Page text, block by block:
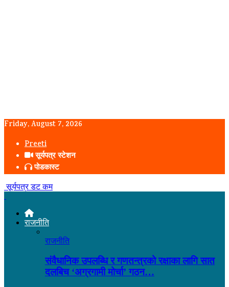
Friday, August 7, 2026
Preeti
सूर्यपत्र स्टेशन
पोडकास्ट
सूर्यपत्र डट कम
राजनीति
राजनीति
संवैधानिक उपलब्धि र गणतन्त्रको रक्षाका लागि सात
दलबिच ‘अग्रगामी मोर्चा’ गठन…